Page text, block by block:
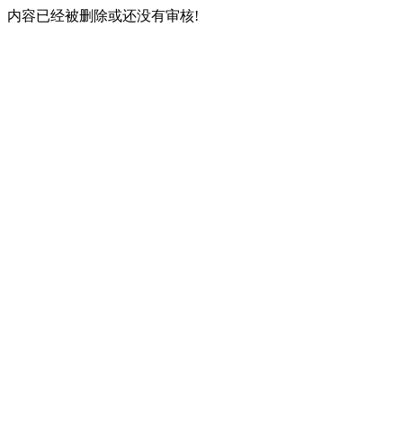
内容已经被删除或还没有审核!